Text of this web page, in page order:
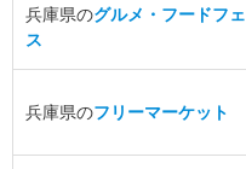
兵庫県のグルメ・フードフェ
ス
兵庫県のフリーマーケット